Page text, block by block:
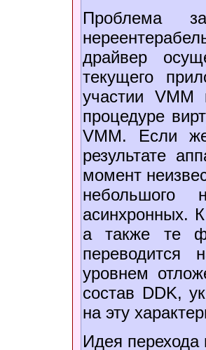
Проблема
драйвер
текущего
участии VMM
процедуре
VMM. Если
результате
момент
небольшого
асинхронных.
а также те
переводится
уровнем
состав DDK,
на эту
Идея перехода